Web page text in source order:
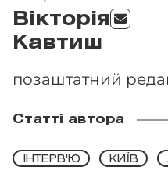
Вікторія
Кавтиш
позаштатний
Статті автора
ІНТЕРВ'Ю КИЇВ